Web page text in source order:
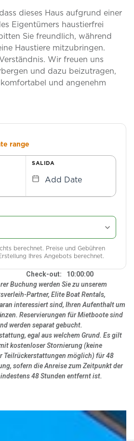
dieses Haus aufgrund einer
Eigentümers haustierfrei
Sie freundlich, während
Haustiere mitzubringen.
Wir freuen uns
und dazu beizutragen,
und angenehm
range
SALIDA
Add Date
berechnet. Preise und Gebühren
Ihres Angebots berechnet.
Check-out:
10:00:00
Buchung werden Sie zu unserem
Partner, Elite Boat Rentals,
interessiert sind, Ihren Aufenthalt um
Reservierungen für Mietboote sind
werden separat gebucht.
egal aus welchem Grund. Es gilt
kostenloser Stornierung (keine
Teilrückerstattungen möglich) für 48
sofern die Anreise zum Zeitpunkt der
48 Stunden entfernt ist.